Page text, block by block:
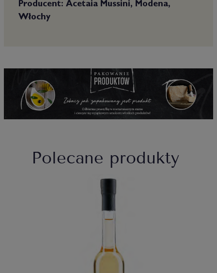
Producent: Acetaia Mussini, Modena,
Włochy
Polecane produkty